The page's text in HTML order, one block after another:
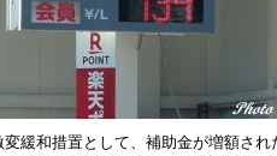
緩和措置として、補助金が増額さ